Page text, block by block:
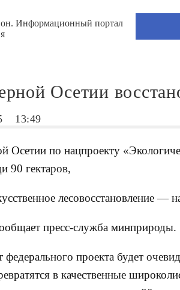
Осетии
13:49
Осетии по нацпроекту
90 гектаров,
лесовосстановление —
пресс-служба минприроды.
федерального проекта будет
в качественные